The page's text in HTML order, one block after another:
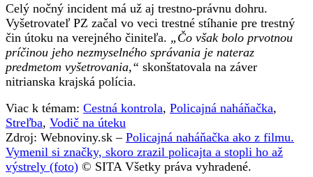
Celý nočný incident má už aj trestno-právnu dohru.
Vyšetrovateľ PZ začal vo veci trestné stíhanie pre trestný
čin útoku na verejného činiteľa. „Čo však bolo prvotnou
príčinou jeho nezmyselného správania je nateraz
predmetom vyšetrovania,“ skonštatovala na záver
nitrianska krajská polícia.
Viac k témam: Cestná kontrola, Policajná naháňačka,
Streľba, Vodič na úteku
Zdroj: Webnoviny.sk – Policajná naháňačka ako z filmu.
Vymenil si značky, skoro zrazil policajta a stopli ho až
výstrely (foto) © SITA Všetky práva vyhradené.